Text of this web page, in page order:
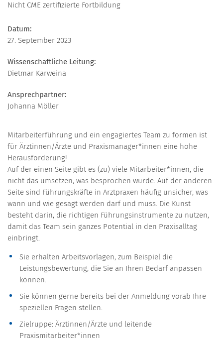
Nicht CME zertifizierte Fortbildung
Datum:
27. September 2023
Wissenschaftliche Leitung:
Dietmar Karweina
Ansprechpartner:
Johanna Möller
Mitarbeiterführung und ein engagiertes Team zu formen ist
für Ärztinnen/Ärzte und Praxismanager*innen eine hohe
Herausforderung!
Auf der einen Seite gibt es (zu) viele Mitarbeiter*innen, die
nicht das umsetzen, was besprochen wurde. Auf der anderen
Seite sind Führungskräfte in Arztpraxen häufig unsicher, was
wann und wie gesagt werden darf und muss. Die Kunst
besteht darin, die richtigen Führungsinstrumente zu nutzen,
damit das Team sein ganzes Potential in den Praxisalltag
einbringt.
Sie erhalten Arbeitsvorlagen, zum Beispiel die
Leistungsbewertung, die Sie an Ihren Bedarf anpassen
können.
Sie können gerne bereits bei der Anmeldung vorab Ihre
speziellen Fragen stellen.
Zielruppe: Ärztinnen/Ärzte und leitende
Praxismitarbeiter*innen